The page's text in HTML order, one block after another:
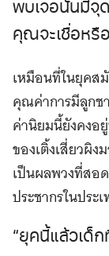
พบเจอนั้นมีจุ
คุณจะเชื่อหรือ
เหมือนที่ในยุคส
คุณค่าการมีลูกช
ค่านิยมนี้ยังคงอ
ของเติ้งเสี่ยวผิ
เป็นผลพวงที่สอ
ประชากรในประ
“ยุคนี้แล้วเด็ก